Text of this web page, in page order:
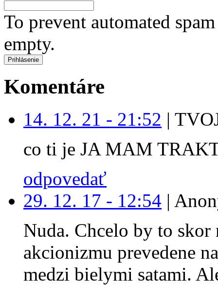
To prevent automated
empty.
Komentáre
14. 12. 21 - 21:52 |
co ti je JA MAM
odpovedať
29. 12. 17 - 12:54 |
Nuda. Chcelo by to
akcionizmu prevedene
medzi bielymi satami.